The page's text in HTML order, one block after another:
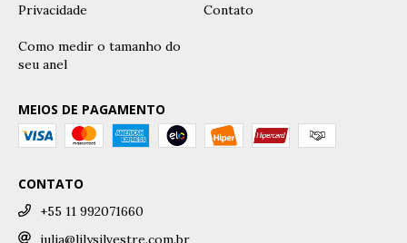
Privacidade Contato
Como medir o tamanho do
seu anel
MEIOS DE PAGAMENTO
CONTATO
+55 11 992071660
julia@lilysilvestre.com.br